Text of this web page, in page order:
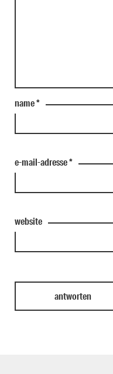
name*
e-mail-adresse*
website